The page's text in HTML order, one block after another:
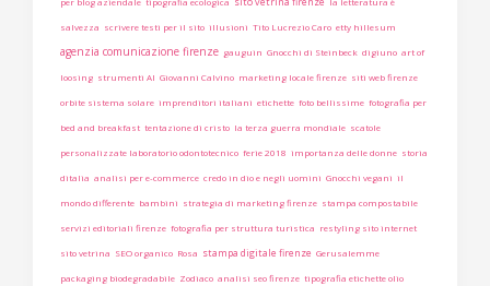
salvezza scrivere testi per il sito illusioni Tito Lucrezio Caro etty hillesum
agenzia comunicazione firenze gauguin Gnocchi di Steinbeck digiuno art of
loosing strumenti AI Giovanni Calvino marketing locale firenze siti web firenze
orbite sistema solare imprenditori italiani etichette foto bellissime fotografia per
bed and breakfast tentazione di cristo la terza guerra mondiale scatole
personalizzate laboratorio odontotecnico ferie 2018 importanza delle donne storia
ditalia analisi per e-commerce credo in dio e negli uomini Gnocchi vegani il
mondo differente bambini strategia di marketing firenze stampa compostabile
servizi editoriali firenze fotografia per struttura turistica restyling sito internet
sito vetrina SEO organico Rosa stampa digitale firenze Gerusalemme
packaging biodegradabile Zodiaco analisi seo firenze tipografia etichette olio